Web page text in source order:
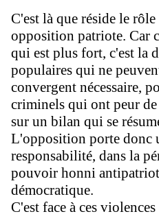
C'est là que réside le
opposition patriote. Car
qui est plus fort, c'est la
populaires qui ne
convergent nécessaire,
criminels qui ont peur
sur un bilan qui se
L'opposition porte donc
responsabilité, dans la
pouvoir honni
démocratique.
C'est face à ces